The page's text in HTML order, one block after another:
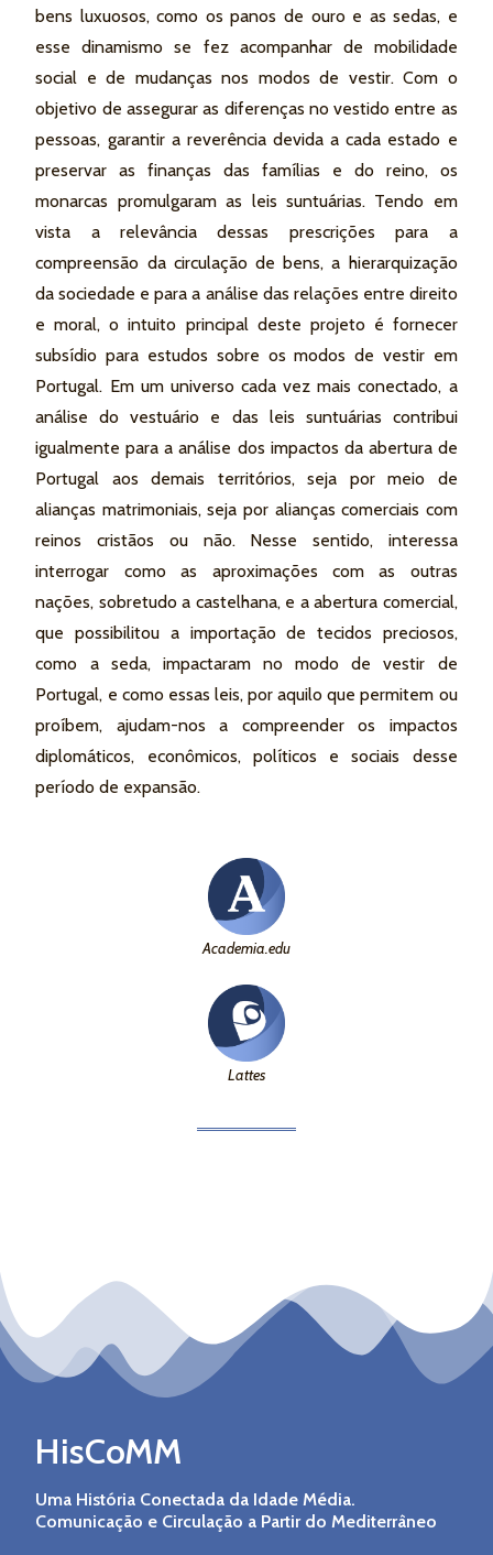
bens luxuosos, como os panos de ouro e as sedas, e
esse dinamismo se fez acompanhar de mobilidade
social e de mudanças nos modos de vestir. Com o
objetivo de assegurar as diferenças no vestido entre as
pessoas, garantir a reverência devida a cada estado e
preservar as finanças das famílias e do reino, os
monarcas promulgaram as leis suntuárias. Tendo em
vista a relevância dessas prescrições para a
compreensão da circulação de bens, a hierarquização
da sociedade e para a análise das relações entre direito
e moral, o intuito principal deste projeto é fornecer
subsídio para estudos sobre os modos de vestir em
Portugal. Em um universo cada vez mais conectado, a
análise do vestuário e das leis suntuárias contribui
igualmente para a análise dos impactos da abertura de
Portugal aos demais territórios, seja por meio de
alianças matrimoniais, seja por alianças comerciais com
reinos cristãos ou não. Nesse sentido, interessa
interrogar como as aproximações com as outras
nações, sobretudo a castelhana, e a abertura comercial,
que possibilitou a importação de tecidos preciosos,
como a seda, impactaram no modo de vestir de
Portugal, e como essas leis, por aquilo que permitem ou
proíbem, ajudam-nos a compreender os impactos
diplomáticos, econômicos, políticos e sociais desse
período de expansão.
Academia.edu
Lattes
HisCoMM
Uma História Conectada da Idade Média.
Comunicação e Circulação a Partir do Mediterrâneo